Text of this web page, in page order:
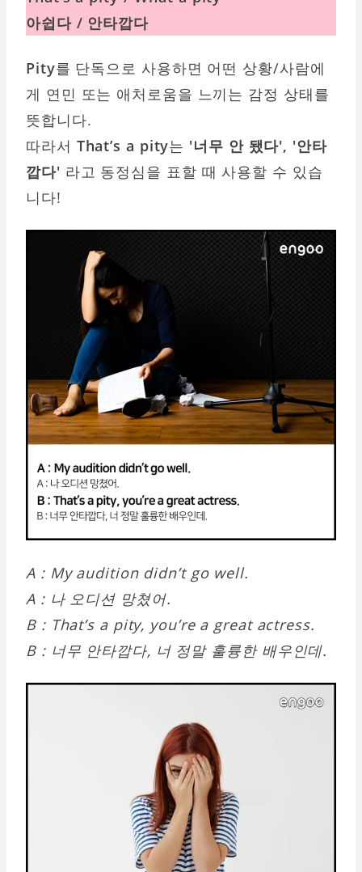
아쉽다 / 안타깝다
Pity를 단독으로 사용하면 어떤 상황/사람에
게 연민 또는 애처로움을 느끼는 감정 상태를
뜻합니다.
따라서 That’s a pity는 '너무 안 됐다', '안타
깝다' 라고 동정심을 표할 때 사용할 수 있습
니다!
A : My audition didn’t go well.
A : 나 오디션 망쳤어.
B : That’s a pity, you’re a great actress.
B : 너무 안타깝다, 너 정말 훌륭한 배우인데.